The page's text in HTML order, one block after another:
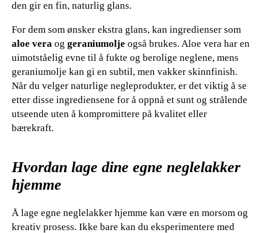
den gir en fin, naturlig glans.
For dem som ønsker ekstra glans, kan ingredienser som
aloe vera og geraniumolje også brukes. Aloe vera har en
uimotståelig evne til å fukte og berolige neglene, mens
geraniumolje kan gi en subtil, men vakker skinnfinish.
Når du velger naturlige negleprodukter, er det viktig å se
etter disse ingrediensene for å oppnå et sunt og strålende
utseende uten å kompromittere på kvalitet eller
bærekraft.
Hvordan lage dine egne neglelakker
hjemme
Å lage egne neglelakker hjemme kan være en morsom og
kreativ prosess. Ikke bare kan du eksperimentere med